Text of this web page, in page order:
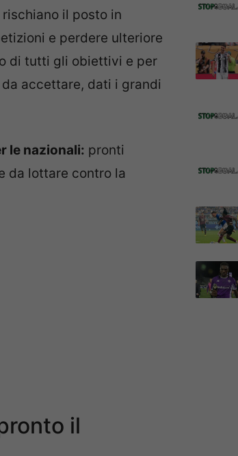
il posto in
e perdere ulteriore
di tutti gli obiettivi e per
accettare, dati i grandi
le nazionali: pronti
da lottare contro la
il